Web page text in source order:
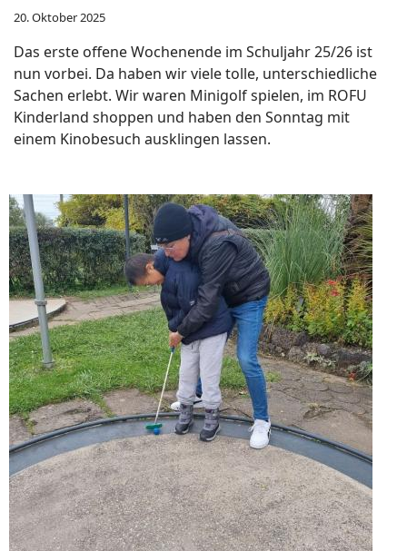
20. Oktober 2025
Das erste offene Wochenende im Schuljahr 25/26 ist
nun vorbei. Da haben wir viele tolle, unterschiedliche
Sachen erlebt. Wir waren Minigolf spielen, im ROFU
Kinderland shoppen und haben den Sonntag mit
einem Kinobesuch ausklingen lassen.